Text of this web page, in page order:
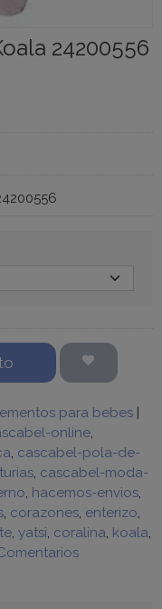
24200556
y Complementos para bebes |
online
cascabel-pola-de-
cascabel-moda-
hacemos-envios
corazones enterizo
yatsi coralina koala